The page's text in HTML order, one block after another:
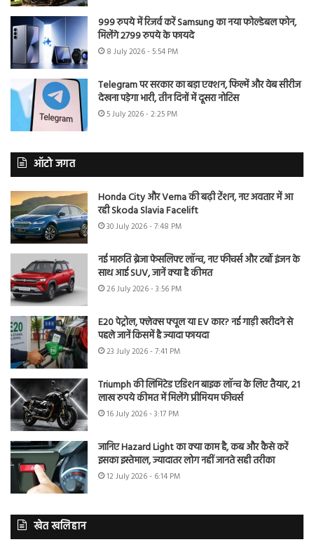
999 रुपये में रिजर्व करें Samsung का नया फोल्डेबल फोन,
मिलेंगे 2799 रुपये के फायदे
8 July 2026 - 5:54 PM
Telegram पर सरकार का बड़ा एक्शन, फिल्में और वेब सीरीज
देखना पड़ेगा भारी, तीन दिनों में दूसरा नोटिस
5 July 2026 - 2:25 PM
ऑटो जगत
Honda City और Verna की बढ़ी टेंशन, नए अवतार में आ
रही Skoda Slavia Facelift
30 July 2026 - 7:48 PM
नई मारुति ब्रेजा फेसलिफ्ट लॉन्च, नए फीचर्स और टर्बो इंजन के
साथ आई SUV, जानें क्या है कीमत
26 July 2026 - 3:56 PM
E20 पेट्रोल, फ्लेक्स फ्यूल या EV कार? नई गाड़ी खरीदने से
पहले जानें किसमें है ज्यादा फायदा
23 July 2026 - 7:41 PM
Triumph की लिमिटेड एडिशन बाइक लॉन्च के लिए तैयार, 21
लाख रुपये कीमत में मिलेंगे प्रीमियम फीचर्स
16 July 2026 - 3:17 PM
जानिए Hazard Light का क्या काम है, कब और कैसे करें
इसका इस्तेमाल, ज्यादातर लोग नहीं जानते सही तरीका
12 July 2026 - 6:14 PM
खेत खलिहान